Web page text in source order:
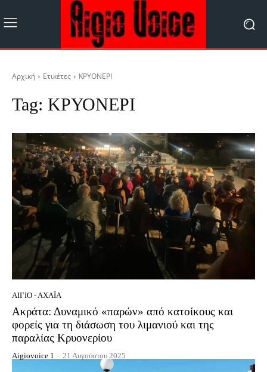
Αρχική Ετικέτες ΚΡΥΟΝΕΡΙ
Tag: ΚΡΥΟΝΕΡΙ
ΑΊΓΙΟ - ΑΧΑΪ́Α
Ακράτα: Δυναμικό «παρών» από κατοίκους και
φορείς για τη διάσωση του λιμανιού και της
παραλίας Κρυονερίου
Aigiovoice 1 - 21 Αυγούστου 2025